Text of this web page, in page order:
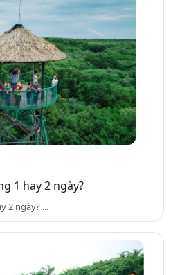
1 hay 2 ngày?
2 ngày? ...